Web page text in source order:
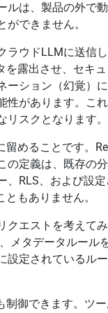
ルは、製品の外で
できません。
ラウドLLMに送信
露出させ、セキ
ーション（幻覚）
性があります。こ
スクとなります。
めることです。
定義は、既存の
、RLS、および設定
もありません。
クエストを考えて
メタデータルール
設定されているル
御できます。ツ